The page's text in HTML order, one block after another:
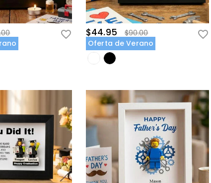
$44.95
$90.00
Oferta de Verano